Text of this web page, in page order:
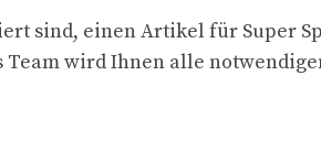
sind, einen Artikel für Super
Team wird Ihnen alle